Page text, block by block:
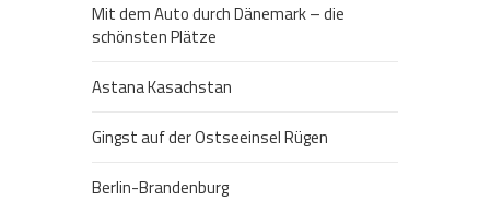
Mit dem Auto durch Dänemark – die
schönsten Plätze
Astana Kasachstan
Gingst auf der Ostseeinsel Rügen
Berlin-Brandenburg